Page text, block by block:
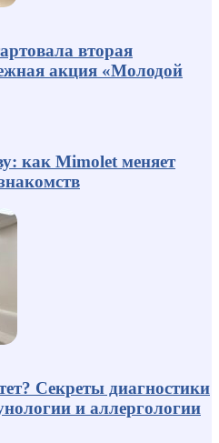
вторая
акция «Молодой
как Mimolet меняет
Секреты диагностики
и аллергологии